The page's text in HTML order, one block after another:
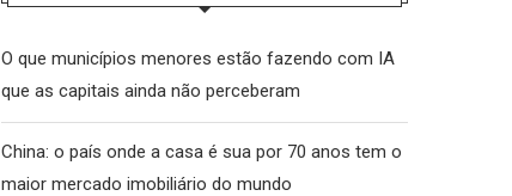
O que municípios menores estão fazendo com IA
que as capitais ainda não perceberam
China: o país onde a casa é sua por 70 anos tem o
maior mercado imobiliário do mundo